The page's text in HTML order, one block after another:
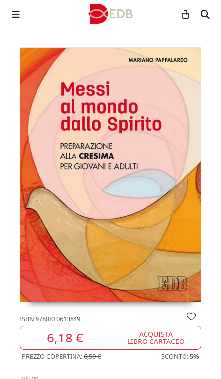
ISBN 9788810613849
6,18 € ACQUISTA
LIBRO CARTACEO
PREZZO COPERTINA:6,50 € SCONTO:5%